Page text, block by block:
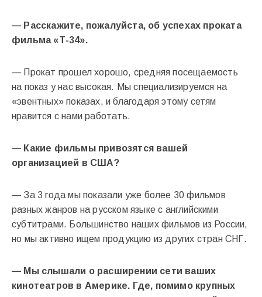
— Расскажите, пожалуйста, об успехах проката
фильма «Т-34».
— Прокат прошел хорошо, средняя посещаемость
на показ у нас высокая. Мы специализируемся на
«эвентных» показах, и благодаря этому сетям
нравится с нами работать.
— Какие фильмы привозятся вашей
организацией в США?
— За 3 года мы показали уже более 30 фильмов
разных жанров на русском языке с английскими
субтитрами. Большинство наших фильмов из России,
но мы активно ищем продукцию из других стран СНГ.
— Мы слышали о расширении сети ваших
кинотеатров в Америке. Где, помимо крупных